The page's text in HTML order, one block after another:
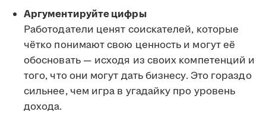
Аргументируйте цифры
Работодатели ценят соискателей, которые
чётко понимают свою ценность и могут её
обосновать — исходя из своих компетенций и
того, что они могут дать бизнесу. Это гораздо
сильнее, чем игра в угадайку про уровень
дохода.